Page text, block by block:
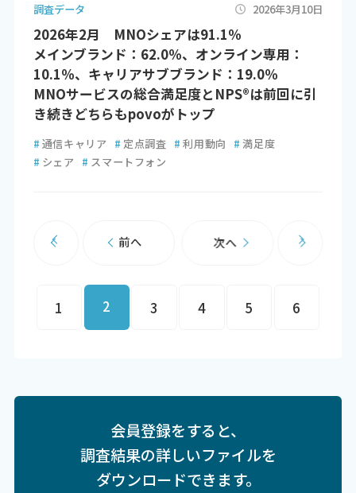
調査データ 2026年3月10日
2026年2月 MNOシェアは91.1％
メインブランド：62.0％、オンライン専用：
10.1％、キャリアサブブランド：19.0％
MNOサービスの総合満足度とNPS®は前回に引
き続きどちらもpovoがトップ
# 通信キャリア # 定点調査 # 利用動向 # 満足度
# シェア # スマートフォン
前へ
1 2 3 4 5 6
次へ
会員登録をすると、
調査結果の詳しいファイルを
ダウンロードできます。